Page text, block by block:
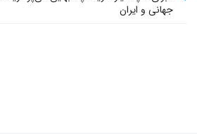
جهانی و ایران